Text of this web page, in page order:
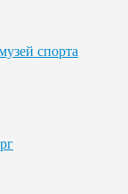
спорта